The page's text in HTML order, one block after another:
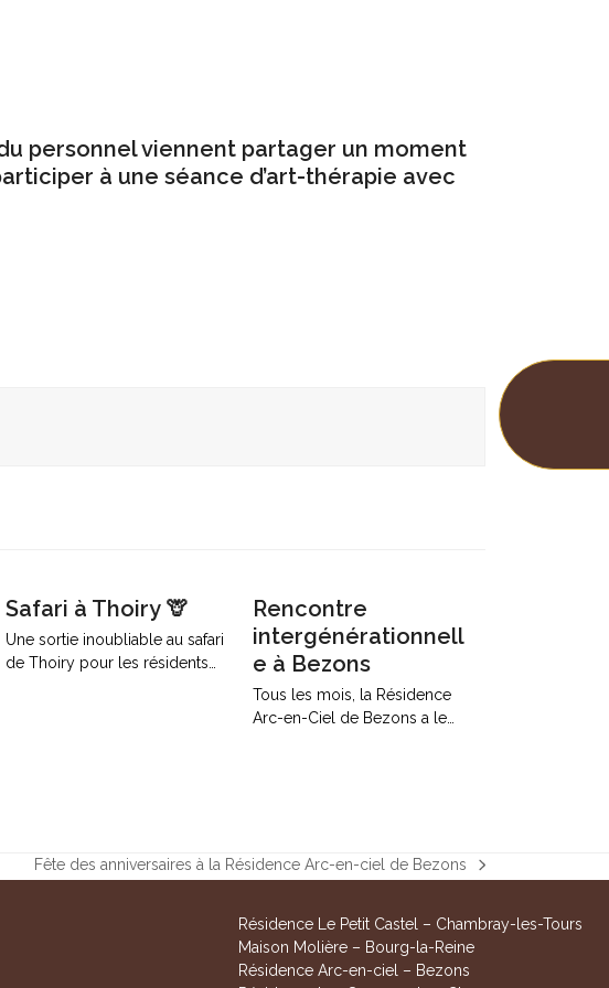
personnel viennent partager un moment
à une séance d’art-thérapie avec
Safari à Thoiry 🦒
Une sortie inoubliable au safari
de Thoiry pour les résidents…
Rencontre
intergénérationnell
e à Bezons
Tous les mois, la Résidence
Arc-en-Ciel de Bezons a le…
next
Fête des anniversaires à la Résidence Arc-en-ciel de Bezons
Résidence Le Petit Castel – Chambray-les-Tours
Maison Molière – Bourg-la-Reine
Résidence Arc-en-ciel – Bezons